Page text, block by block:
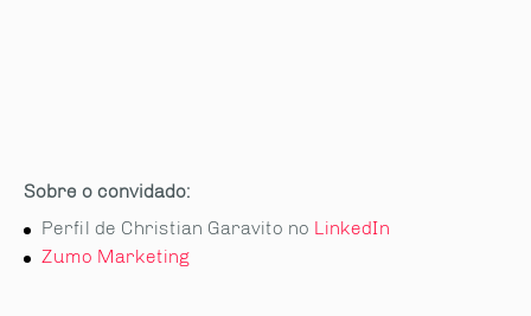
Sobre o convidado:
Perfil de Christian Garavito no LinkedIn
Zumo Marketing